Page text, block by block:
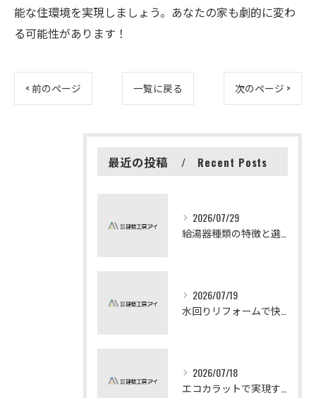
能な住環境を実現しましょう。あなたの家も劇的に変わ
る可能性があります！
< 前のページ 一覧に戻る 次のページ >
最近の投稿 Recent Posts
2026/07/29
2026/07/19
2026/07/18